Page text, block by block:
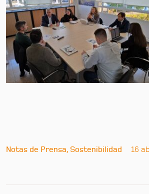
Notas de Prensa, Sostenibilidad 16